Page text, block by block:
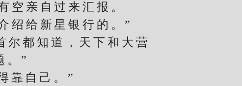
亲自过来汇报。
给新星银行的。”
都知道，天下和大营
。”
靠自己。”